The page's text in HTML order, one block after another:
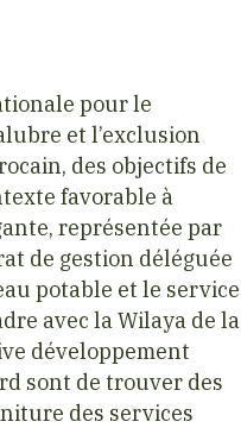
pour le
et l’exclusion
des objectifs de
favorable à
représentée par
de gestion déléguée
potable et le service
avec la Wilaya de la
développement
sont de trouver des
des services